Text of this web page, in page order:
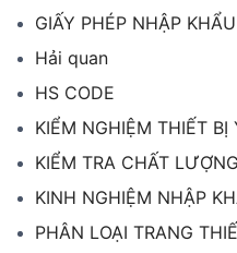
GIẤY PHÉP NHẬP
Hải quan
HS CODE
KIỂM NGHIỆM THIẾT BỊ
KIỂM TRA CHẤT LƯỢNG
KINH NGHIỆM NHẬP
PHÂN LOẠI TRANG